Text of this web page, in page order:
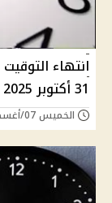
انتهاء
31 أكتوبر 2025 الساعه 12 صباحا تعود 11 مساءا
الخميس 07/أغسطس/2025 - 07:56 م